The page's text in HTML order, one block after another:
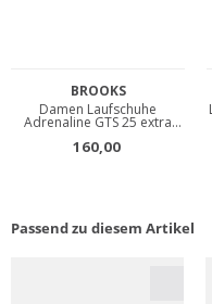
Passend zu diesem Artikel